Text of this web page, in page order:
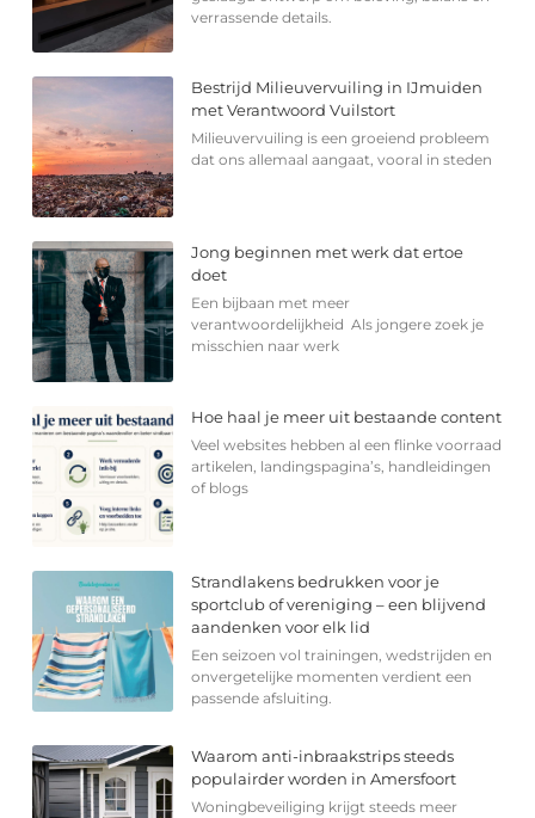
verrassende details.
Bestrijd Milieuvervuiling in IJmuiden
met Verantwoord Vuilstort
Milieuvervuiling is een groeiend probleem
dat ons allemaal aangaat, vooral in steden
Jong beginnen met werk dat ertoe
doet
Een bijbaan met meer
verantwoordelijkheid Als jongere zoek je
misschien naar werk
Hoe haal je meer uit bestaande content
Veel websites hebben al een flinke voorraad
artikelen, landingspagina’s, handleidingen
of blogs
Strandlakens bedrukken voor je
sportclub of vereniging – een blijvend
aandenken voor elk lid
Een seizoen vol trainingen, wedstrijden en
onvergetelijke momenten verdient een
passende afsluiting.
Waarom anti-inbraakstrips steeds
populairder worden in Amersfoort
Woningbeveiliging krijgt steeds meer